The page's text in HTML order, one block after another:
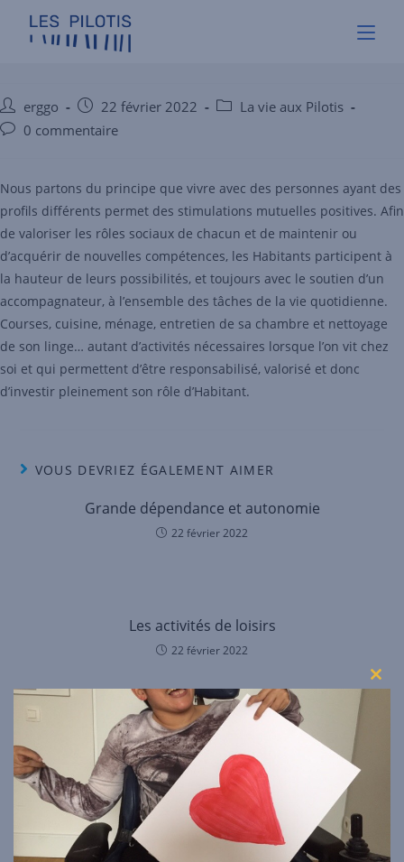
La vie quotidienne dans les
maisons
erggo 22 février 2022
La vie aux Pilotis
0 commentaire
Nous partons du principe que vivre avec des personnes ayant des
profils différents permet des stimulations mutuelles positives. Afin
de valoriser les rôles sociaux de chacun et de maintenir ou
d’acquérir de nouvelles compétences, les Habitants participent à
la hauteur de leurs possibilités, et toujours avec le soutien d’un
accompagnateur, à l’ensemble des tâches de la vie quotidienne.
Courses, cuisine, ménage, entretien de sa chambre et nettoyage
de son linge… autant d’activités nécessaires lorsque l’on vit chez
soi et qui permettent d’être responsabilisé, valorisé et donc
d’investir pleinement son rôle d’Habitant.
VOUS DEVRIEZ ÉGALEMENT AIMER
Grande dépendance et autonomie
22 février 2022
Les activités de loisirs
22 février 2022
Laisser un commentaire